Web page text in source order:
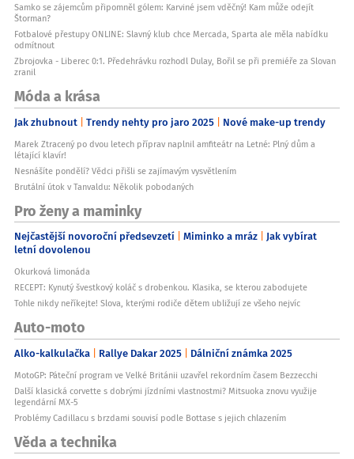
Samko se zájemcům připomněl gólem: Karviné jsem vděčný! Kam může odejít
Štorman?
Fotbalové přestupy ONLINE: Slavný klub chce Mercada, Sparta ale měla nabídku
odmítnout
Zbrojovka - Liberec 0:1. Předehrávku rozhodl Dulay, Bořil se při premiéře za Slovan
zranil
Móda a krása
Jak zhubnout Trendy nehty pro jaro 2025 Nové make-up trendy
Marek Ztracený po dvou letech příprav naplnil amfiteátr na Letné: Plný dům a
létající klavír!
Nesnášíte pondělí? Vědci přišli se zajímavým vysvětlením
Brutální útok v Tanvaldu: Několik pobodaných
Pro ženy a maminky
Nejčastější novoroční předsevzetí Miminko a mráz Jak vybírat
letní dovolenou
Okurková limonáda
RECEPT: Kynutý švestkový koláč s drobenkou. Klasika, se kterou zabodujete
Tohle nikdy neříkejte! Slova, kterými rodiče dětem ubližují ze všeho nejvíc
Auto-moto
Alko-kalkulačka Rallye Dakar 2025 Dálniční známka 2025
MotoGP: Páteční program ve Velké Británii uzavřel rekordním časem Bezzecchi
Další klasická corvette s dobrými jízdními vlastnostmi? Mitsuoka znovu využije
legendární MX-5
Problémy Cadillacu s brzdami souvisí podle Bottase s jejich chlazením
Věda a technika